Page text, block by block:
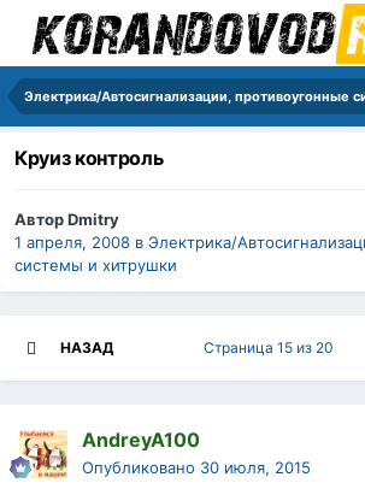
Круиз контроль
АвторDmitry
1 апреля, 2008 в Электрика/
системы и хитрушки
НАЗАД Страница 15 из 20
AndreyA100
Опубликовано 30 июля, 2015